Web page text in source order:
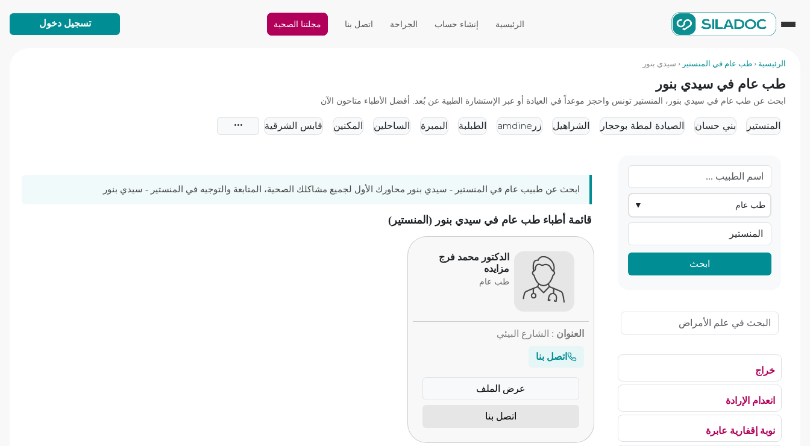
الرئيسية إنشاء حساب الجراحة اتصل بنا مجلتنا الصحية تسجيل دخول
الرئيسية ‹ طب عام في المنستير ‹ سيدي بنور
طب عام في سيدي بنور
ابحث عن طب عام في سيدي بنور، المنستير تونس واحجز موعداً في العيادة أو عبر الإستشارة الطبية عن بُعد. أفضل الأطباء متاحون الآن
المنستير بني حسان الصيادة لمطة بوحجار الشراهيل زرamdine الطبلبة البمبرة الساحلين المكنين قابس الشرقية
طب عام ▼
ابحث
خراج
انعدام الإرادة
نوبة إقفارية عابرة
ابحث عن طبيب عام في المنستير - سيدي بنور محاورك الأول لجميع مشاكلك الصحية، المتابعة والتوجيه في المنستير - سيدي بنور
قائمة أطباء طب عام في سيدي بنور (المنستير)
الدكتور محمد فرج
مزايده
طب عام
العنوان : الشارع البيئي
اتصل بنا
عرض الملف
اتصل بنا